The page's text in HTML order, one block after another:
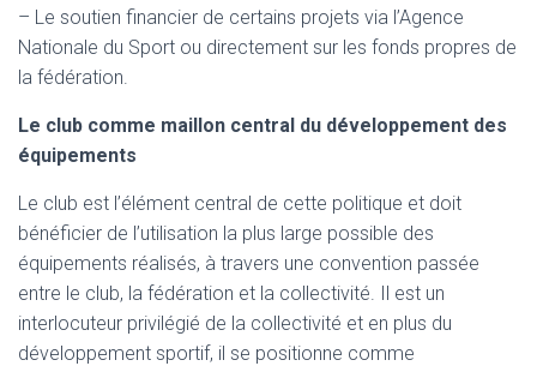
– Le soutien financier de certains projets via l’Agence
Nationale du Sport ou directement sur les fonds propres de
la fédération.
Le club comme maillon central du développement des
équipements
Le club est l’élément central de cette politique et doit
bénéficier de l’utilisation la plus large possible des
équipements réalisés, à travers une convention passée
entre le club, la fédération et la collectivité. Il est un
interlocuteur privilégié de la collectivité et en plus du
développement sportif, il se positionne comme